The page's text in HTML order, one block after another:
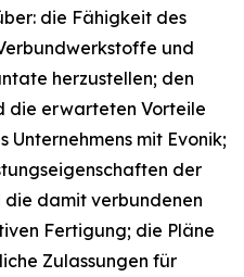
die Fähigkeit des
und
herzustellen; den
die erwarteten Vorteile
mit Evonik;
der
die damit verbundenen
Fertigung; die Pläne
Zulassungen für